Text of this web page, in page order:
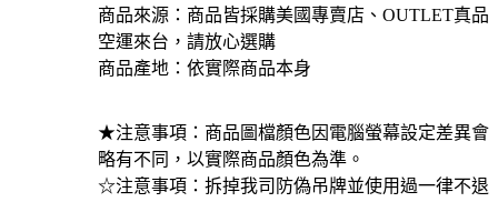
商品來源：商品皆採購美國專賣店、OUTLET真品
空運來台，請放心選購
商品產地：依實際商品本身
★注意事項：商品圖檔顏色因電腦螢幕設定差異會
略有不同，以實際商品顏色為準。
☆注意事項：拆掉我司防偽吊牌並使用過一律不退